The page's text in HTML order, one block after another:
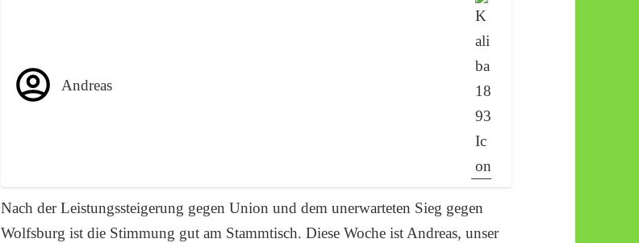
Andreas
Nach der Leistungssteigerung gegen Union und dem unerwarteten Sieg gegen
Wolfsburg ist die Stimmung gut am Stammtisch. Diese Woche ist Andreas, unser